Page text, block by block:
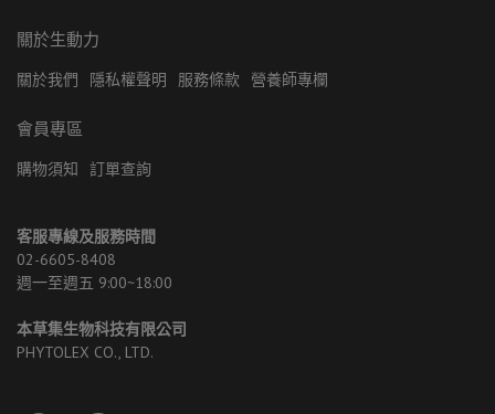
關於生動力
關於我們 隱私權聲明 服務條款 營養師專欄
會員專區
購物須知 訂單查詢
客服專線及服務時間
02-6605-8408
週一至週五 9:00~18:00
本草集生物科技有限公司
PHYTOLEX CO., LTD.